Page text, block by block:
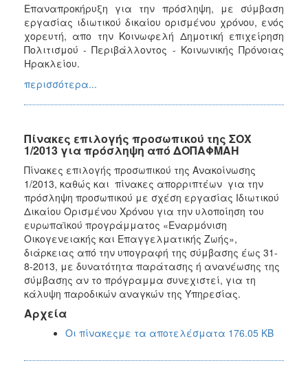
Επαναπροκήρυξη για την πρόσληψη, με σύμβαση
εργασίας ιδιωτικού δικαίου ορισμένου χρόνου, ενός
χορευτή, απο την Κοινωφελή Δημοτική επιχείρηση
Πολιτισμού - Περιβάλλοντος - Κοινωνικής Πρόνοιας
Ηρακλείου.
περισσότερα...
Πίνακες επιλογής προσωπικού της ΣΟΧ
1/2013 για πρόσληψη από ΔΟΠΑΦΜΑΗ
Πίνακες επιλογής προσωπικού της Ανακοίνωσης
1/2013, καθώς και πίνακες απορριπτέων για την
πρόσληψη προσωπικού με σχέση εργασίας Ιδιωτικού
Δικαίου Ορισμένου Χρόνου για την υλοποίηση του
ευρωπαϊκού προγράμματος «Εναρμόνιση
Οικογενειακής και Επαγγελματικής Ζωής»,
διάρκειας από την υπογραφή της σύμβασης έως 31-
8-2013, με δυνατότητα παράτασης ή ανανέωσης της
σύμβασης αν το πρόγραμμα συνεχιστεί, για τη
κάλυψη παροδικών αναγκών της Υπηρεσίας.
Αρχεία
Οι πίνακεςμε τα αποτελέσματα 176.05 KB